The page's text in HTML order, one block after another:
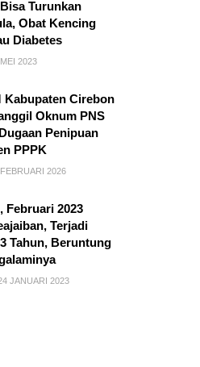
Turunkan
Obat Kencing
Diabetes
2023
Kabupaten Cirebon
Oknum PNS
Penipuan
PPPK
2026
Februari 2023
Terjadi
Tahun, Beruntung
JANUARI 2023